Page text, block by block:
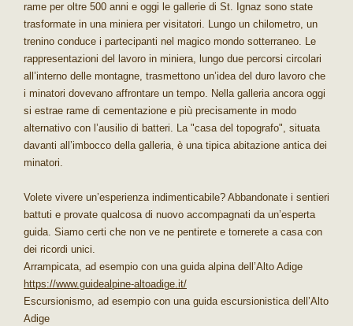
rame per oltre 500 anni e oggi le gallerie di St. Ignaz sono state
trasformate in una miniera per visitatori. Lungo un chilometro, un
trenino conduce i partecipanti nel magico mondo sotterraneo. Le
rappresentazioni del lavoro in miniera, lungo due percorsi circolari
all’interno delle montagne, trasmettono un’idea del duro lavoro che
i minatori dovevano affrontare un tempo. Nella galleria ancora oggi
si estrae rame di cementazione e più precisamente in modo
alternativo con l’ausilio di batteri. La "casa del topografo", situata
davanti all’imbocco della galleria, è una tipica abitazione antica dei
minatori.
Volete vivere un’esperienza indimenticabile? Abbandonate i sentieri
battuti e provate qualcosa di nuovo accompagnati da un’esperta
guida. Siamo certi che non ve ne pentirete e tornerete a casa con
dei ricordi unici.
Arrampicata, ad esempio con una guida alpina dell’Alto Adige
https://www.guidealpine-altoadige.it/
Escursionismo, ad esempio con una guida escursionistica dell’Alto
Adige